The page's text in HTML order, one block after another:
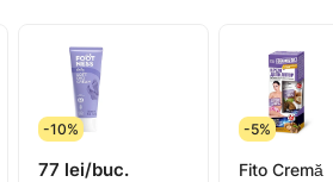
-10%
77 lei/buc.
-5%
Fito Cremă